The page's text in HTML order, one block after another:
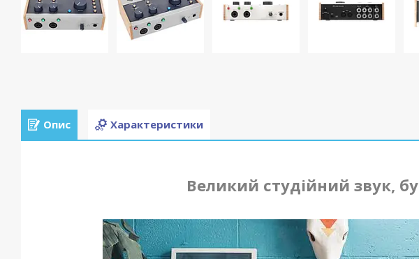
Опис Характеристики
Великий студійний звук,